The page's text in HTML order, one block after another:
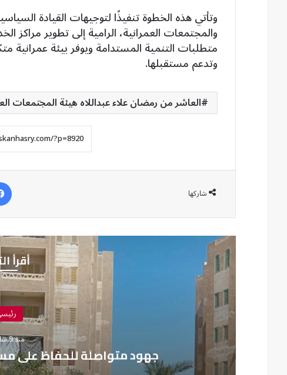
وتأتي هذه الخطوة تنفيذًا لتوجيهات القيادة
والمجتمعات العمرانية، الرامية إلى تطوير مراكز
متطلبات التنمية المستدامة ويوفر بيئة
وتدعم مستقبلها.
العاشر من رمضان علاء عبداللاه هيئة المجتمعات
شاركها
أقرأ
منذ 9 ساعات
جهود متواصلة للحفاظ على